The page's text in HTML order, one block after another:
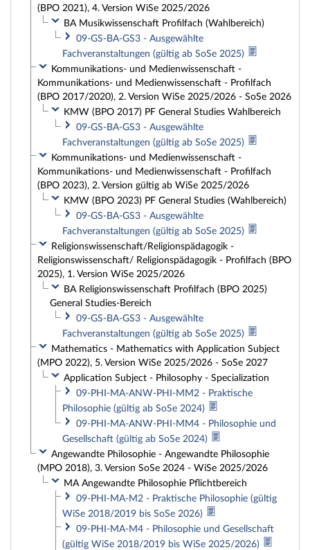
(BPO 2021), 4. Version WiSe 2025/2026
BA Musikwissenschaft Profilfach (Wahlbereich)
09-GS-BA-GS3 - Ausgewählte
Fachveranstaltungen (gültig ab SoSe 2025)
Kommunikations- und Medienwissenschaft -
Kommunikations- und Medienwissenschaft - Profilfach
(BPO 2017/2020), 2. Version WiSe 2025/2026 - SoSe 2026
KMW (BPO 2017) PF General Studies Wahlbereich
09-GS-BA-GS3 - Ausgewählte
Fachveranstaltungen (gültig ab SoSe 2025)
Kommunikations- und Medienwissenschaft -
Kommunikations- und Medienwissenschaft - Profilfach
(BPO 2023), 2. Version gültig ab WiSe 2025/2026
KMW (BPO 2023) PF General Studies (Wahlbereich)
09-GS-BA-GS3 - Ausgewählte
Fachveranstaltungen (gültig ab SoSe 2025)
Religionswissenschaft/Religionspädagogik -
Religionswissenschaft/ Religionspädagogik - Profilfach (BPO
2025), 1. Version WiSe 2025/2026
BA Religionswissenschaft Profilfach (BPO 2025)
General Studies-Bereich
09-GS-BA-GS3 - Ausgewählte
Fachveranstaltungen (gültig ab SoSe 2025)
Mathematics - Mathematics with Application Subject
(MPO 2022), 5. Version WiSe 2025/2026 - SoSe 2027
Application Subject - Philosophy - Specialization
09-PHI-MA-ANW-PHI-MM2 - Praktische
Philosophie (gültig ab SoSe 2024)
09-PHI-MA-ANW-PHI-MM4 - Philosophie und
Gesellschaft (gültig ab SoSe 2024)
Angewandte Philosophie - Angewandte Philosophie
(MPO 2018), 3. Version SoSe 2024 - WiSe 2025/2026
MA Angewandte Philosophie Pflichtbereich
09-PHI-MA-M2 - Praktische Philosophie (gültig
WiSe 2018/2019 bis SoSe 2026)
09-PHI-MA-M4 - Philosophie und Gesellschaft
(gültig WiSe 2018/2019 bis WiSe 2025/2026)